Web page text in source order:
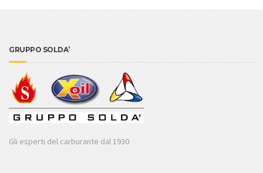
GRUPPO SOLDA’
Gli esperti del carburante dal 1930